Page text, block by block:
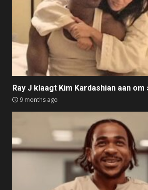
Ray J klaagt Kim Kardashian aan
9 months ago